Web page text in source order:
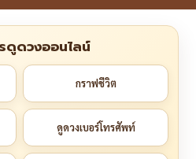
ดูดวงออนไลน์
กราฟชีวิต
ดูดวงเบอร์โทรศัพท์